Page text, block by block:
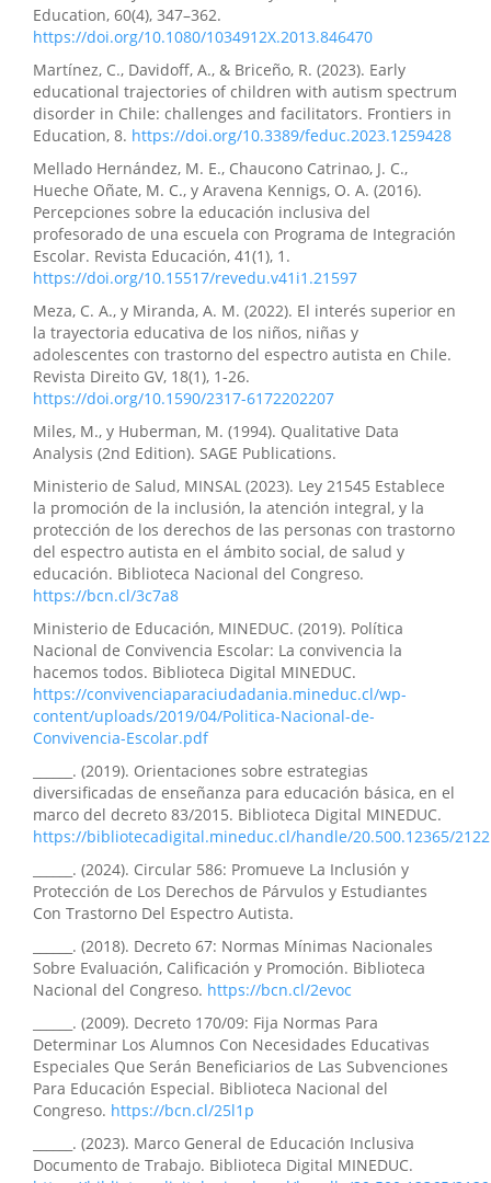
Education, 60(4), 347–362.
https://doi.org/10.1080/1034912X.2013.846470
Martínez, C., Davidoff, A., & Briceño, R. (2023). Early
educational trajectories of children with autism spectrum
disorder in Chile: challenges and facilitators. Frontiers in
Education, 8. https://doi.org/10.3389/feduc.2023.1259428
Mellado Hernández, M. E., Chaucono Catrinao, J. C.,
Hueche Oñate, M. C., y Aravena Kennigs, O. A. (2016).
Percepciones sobre la educación inclusiva del
profesorado de una escuela con Programa de Integración
Escolar. Revista Educación, 41(1), 1.
https://doi.org/10.15517/revedu.v41i1.21597
Meza, C. A., y Miranda, A. M. (2022). El interés superior en
la trayectoria educativa de los niños, niñas y
adolescentes con trastorno del espectro autista en Chile.
Revista Direito GV, 18(1), 1-26.
https://doi.org/10.1590/2317-6172202207
Miles, M., y Huberman, M. (1994). Qualitative Data
Analysis (2nd Edition). SAGE Publications.
Ministerio de Salud, MINSAL (2023). Ley 21545 Establece
la promoción de la inclusión, la atención integral, y la
protección de los derechos de las personas con trastorno
del espectro autista en el ámbito social, de salud y
educación. Biblioteca Nacional del Congreso.
https://bcn.cl/3c7a8
Ministerio de Educación, MINEDUC. (2019). Política
Nacional de Convivencia Escolar: La convivencia la
hacemos todos. Biblioteca Digital MINEDUC.
https://convivenciaparaciudadania.mineduc.cl/wp-
content/uploads/2019/04/Politica-Nacional-de-
Convivencia-Escolar.pdf
______. (2019). Orientaciones sobre estrategias
diversificadas de enseñanza para educación básica, en el
marco del decreto 83/2015. Biblioteca Digital MINEDUC.
https://bibliotecadigital.mineduc.cl/handle/20.500.12365/2122
______. (2024). Circular 586: Promueve La Inclusión y
Protección de Los Derechos de Párvulos y Estudiantes
Con Trastorno Del Espectro Autista.
______. (2018). Decreto 67: Normas Mínimas Nacionales
Sobre Evaluación, Calificación y Promoción. Biblioteca
Nacional del Congreso. https://bcn.cl/2evoc
______. (2009). Decreto 170/09: Fija Normas Para
Determinar Los Alumnos Con Necesidades Educativas
Especiales Que Serán Beneficiarios de Las Subvenciones
Para Educación Especial. Biblioteca Nacional del
Congreso. https://bcn.cl/25l1p
______. (2023). Marco General de Educación Inclusiva
Documento de Trabajo. Biblioteca Digital MINEDUC.